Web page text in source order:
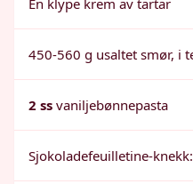
En klype krem av tartar
450-560 g usaltet smør, i
2 ss vaniljebønnepasta
Sjokoladefeuilletine-knekk: